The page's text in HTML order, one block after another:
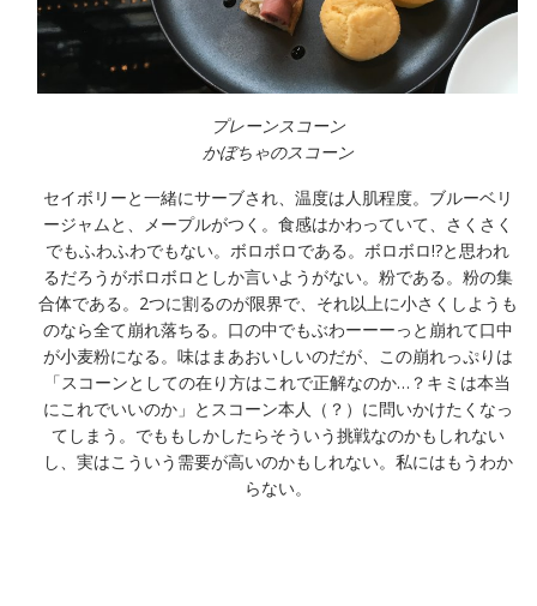
プレーンスコーン
かぼちゃのスコーン
セイボリーと一緒にサーブされ、温度は人肌程度。ブルーベリ
ージャムと、メープルがつく。食感はかわっていて、さくさく
でもふわふわでもない。ボロボロである。ボロボロ!?と思われ
るだろうがボロボロとしか言いようがない。粉である。粉の集
合体である。2つに割るのが限界で、それ以上に小さくしようも
のなら全て崩れ落ちる。口の中でもぶわーーーっと崩れて口中
が小麦粉になる。味はまあおいしいのだが、この崩れっぷりは
「スコーンとしての在り方はこれで正解なのか…？キミは本当
にこれでいいのか」とスコーン本人（？）に問いかけたくなっ
てしまう。でももしかしたらそういう挑戦なのかもしれない
し、実はこういう需要が高いのかもしれない。私にはもうわか
らない。